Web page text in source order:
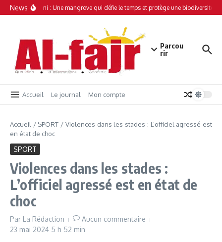
Aller au contenu
News
Simamboini : Une mangrove qui défie le temps et protège une biodiversité
Parcou
rir
Accueil Le journal Mon compte
Accueil / SPORT / Violences dans les stades : L’officiel agressé est
en état de choc
SPORT
Violences dans les stades :
L’officiel agressé est en état de
choc
Par La Rédaction
Aucun commentaire
23 mai 2024 5 h 52 min